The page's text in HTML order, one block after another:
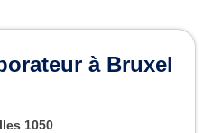
à Bruxel
1050